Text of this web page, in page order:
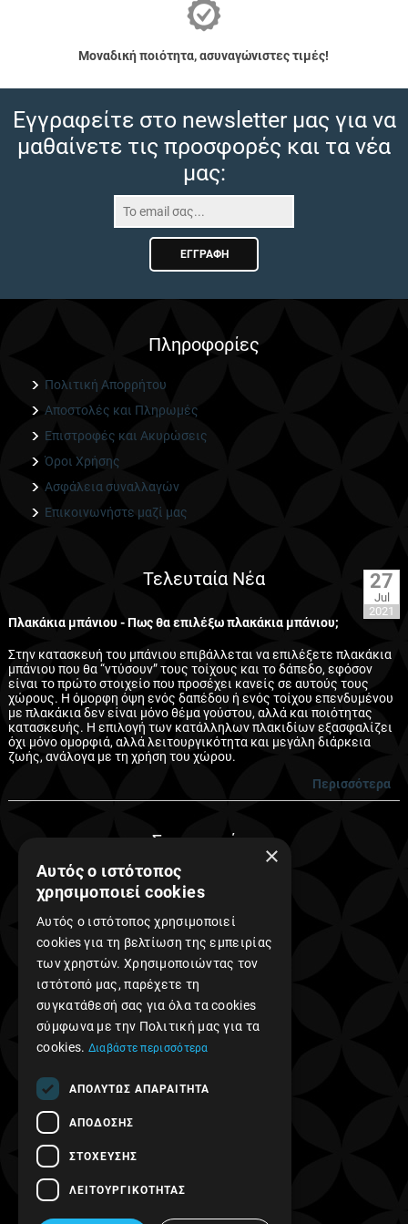
Μοναδική ποιότητα, ασυναγώνιστες τιμές!
Εγγραφείτε στο newsletter μας για να
μαθαίνετε τις προσφορές και τα νέα
μας:
ΕΓΓΡΑΦΉ
Πληροφορίες
Πολιτική Απορρήτου
Αποστολές και Πληρωμές
Επιστροφές και Ακυρώσεις
Όροι Χρήσης
Ασφάλεια συναλλαγών
Επικοινωνήστε μαζί μας
Τελευταία Νέα 27
Jul
2021
Πλακάκια μπάνιου - Πως θα επιλέξω πλακάκια μπάνιου;
Στην κατασκευή του μπάνιου επιβάλλεται να επιλέξετε πλακάκια
μπάνιου που θα “ντύσουν” τους τοίχους και το δάπεδο, εφόσον
είναι το πρώτο στοιχείο που προσέχει κανείς σε αυτούς τους
χώρους. Η όμορφη όψη ενός δαπέδου ή ενός τοίχου επενδυμένου
με πλακάκια δεν είναι μόνο θέμα γούστου, αλλά και ποιότητας
κατασκευής. Η επιλογή των κατάλληλων πλακιδίων εξασφαλίζει
όχι μόνο ομορφιά, αλλά λειτουργικότητα και μεγάλη διάρκεια
ζωής, ανάλογα με τη χρήση του χώρου.
Περισσότερα
Συνεργασίες
Find us on Facebook!
×
Αυτός ο ιστότοπος
χρησιμοποιεί cookies
Αυτός ο ιστότοπος χρησιμοποιεί
cookies για τη βελτίωση της εμπειρίας
των χρηστών. Χρησιμοποιώντας τον
ιστότοπό μας, παρέχετε τη
συγκατάθεσή σας για όλα τα cookies
σύμφωνα με την Πολιτική μας για τα
cookies. Διαβάστε περισσότερα
ΑΠΟΛΎΤΩΣ ΑΠΑΡΑΊΤΗΤΑ
ΑΠΌΔΟΣΗΣ
ΣΤΌΧΕΥΣΗΣ
ΛΕΙΤΟΥΡΓΙΚΌΤΗΤΑΣ